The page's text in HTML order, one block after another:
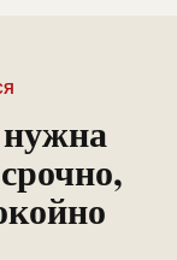
нужна